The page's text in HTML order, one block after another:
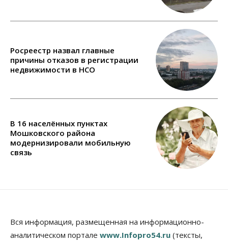
Росреестр назвал главные
причины отказов в регистрации
недвижимости в НСО
В 16 населённых пунктах
Мошковского района
модернизировали мобильную
связь
Вся информация, размещенная на информационно-
аналитическом портале www.Infopro54.ru (тексты,